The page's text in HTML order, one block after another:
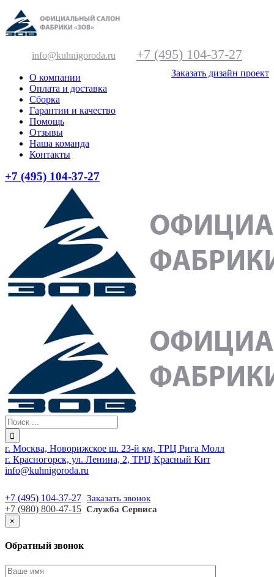
info@kuhnigoroda.ru +7 (495) 104-37-27
Заказать дизайн проект
О компании
Оплата и доставка
Сборка
Гарантии и качество
Помощь
Отзывы
Наша команда
Контакты
+7 (495) 104-37-27
г. Москва, Новорижское ш. 23-й км, ТРЦ Рига Молл
г. Красногорск, ул. Ленина, 2, ТРЦ Красный Кит
info@kuhnigoroda.ru
+7 (495) 104-37-27 Заказать звонок
+7 (980) 800-47-15 Служба Сервиса
×
Обратный звонок